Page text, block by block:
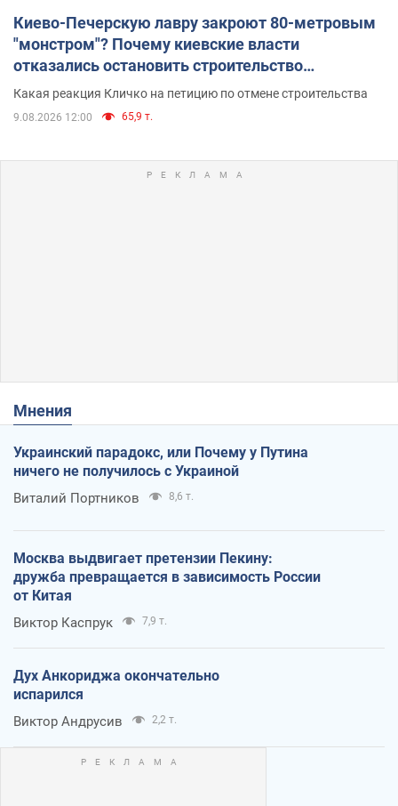
Киево-Печерскую лавру закроют 80-метровым
"монстром"? Почему киевские власти
отказались остановить строительство
небоскреба "московского верующего"
Какая реакция Кличко на петицию по отмене строительства
9.08.2026 12:00 65,9 т.
Мнения
Украинский парадокс, или Почему у Путина
ничего не получилось с Украиной
Виталий Портников 8,6 т.
Москва выдвигает претензии Пекину:
дружба превращается в зависимость России
от Китая
Виктор Каспрук 7,9 т.
Дух Анкориджа окончательно
испарился
Виктор Андрусив 2,2 т.